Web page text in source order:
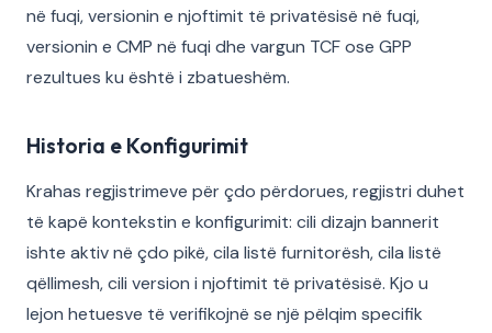
në fuqi, versionin e njoftimit të privatësisë në fuqi,
versionin e CMP në fuqi dhe vargun TCF ose GPP
rezultues ku është i zbatueshëm.
Historia e Konfigurimit
Krahas regjistrimeve për çdo përdorues, regjistri duhet
të kapë kontekstin e konfigurimit: cili dizajn bannerit
ishte aktiv në çdo pikë, cila listë furnitorësh, cila listë
qëllimesh, cili version i njoftimit të privatësisë. Kjo u
lejon hetuesve të verifikojnë se një pëlqim specifik